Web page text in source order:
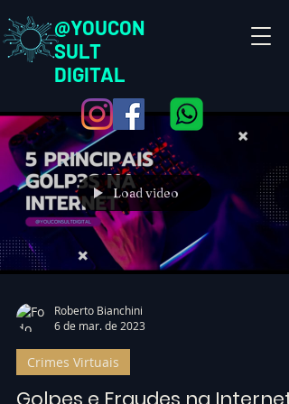
@YOUCON
SULT
DIGITAL
Load video
Roberto Bianchini
6 de mar. de 2023
Crimes Virtuais